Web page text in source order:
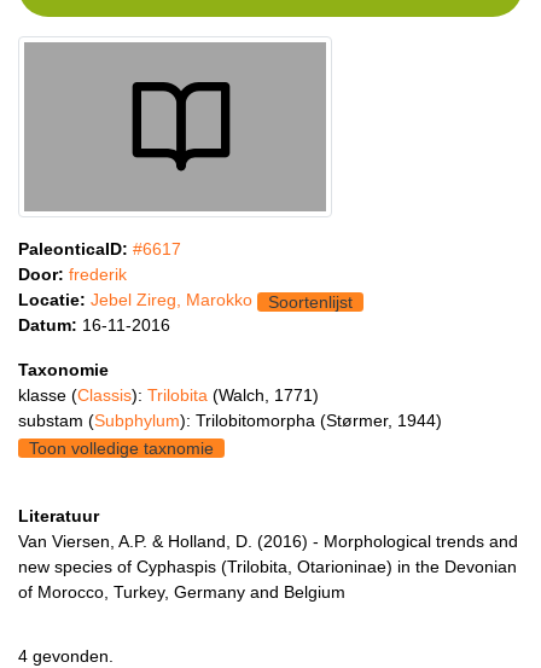
PaleonticaID: #6617
Door: frederik
Locatie: Jebel Zireg, Marokko
Soortenlijst
Datum: 16-11-2016
Taxonomie
klasse (Classis): Trilobita (Walch, 1771)
substam (Subphylum): Trilobitomorpha (Størmer, 1944)
Toon volledige taxnomie
Literatuur
Van Viersen, A.P. & Holland, D. (2016) - Morphological trends and
new species of Cyphaspis (Trilobita, Otarioninae) in the Devonian
of Morocco, Turkey, Germany and Belgium
4 gevonden.